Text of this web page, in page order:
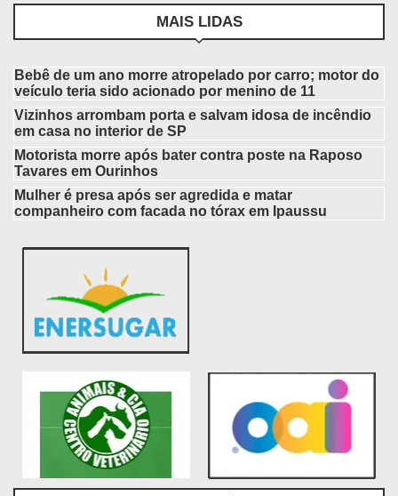
MAIS LIDAS
Bebê de um ano morre atropelado por carro; motor do
veículo teria sido acionado por menino de 11
Vizinhos arrombam porta e salvam idosa de incêndio
em casa no interior de SP
Motorista morre após bater contra poste na Raposo
Tavares em Ourinhos
Mulher é presa após ser agredida e matar
companheiro com facada no tórax em Ipaussu